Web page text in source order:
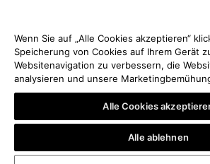
PREISINFO:* Alle Preise inkl. MwSt., ggfl.
Athesia Gruppe | © 2019 ATHESIA
IT00853860211
Privacy Policy
mady by
Wenn Sie auf „Alle Cookies akzeptieren“
Speicherung von Cookies auf Ihrem Gerät
Websitenavigation zu verbessern, die
analysieren und unsere
Alle Cookies
Alle ablehnen